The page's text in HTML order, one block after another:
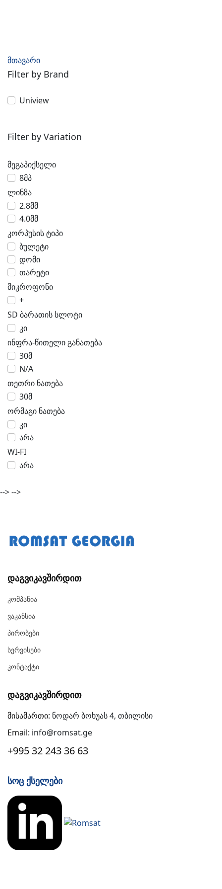
მთავარი
Filter by Brand
Uniview
Filter by Variation
მეგაპიქსელი
8მპ
ლინზა
2.8მმ
4.0მმ
კორპუსის ტიპი
ბულეტი
დომი
თარეტი
მიკროფონი
+
SD ბარათის სლოტი
კი
ინფრა-წითელი განათება
30მ
N/A
თეთრი ნათება
30მ
ორმაგი ნათება
კი
არა
WI-FI
არა
-->-->
Დაგვიკავშირდით
Კომპანია
Ვაკანსია
Პირობები
Სერვისები
Კონტაქტი
Დაგვიკავშირდით
მისამართი: ნოდარ ბოხუას 4, თბილისი
Email: info@romsat.ge
+995 32 243 36 63
Სოც Ქსელები